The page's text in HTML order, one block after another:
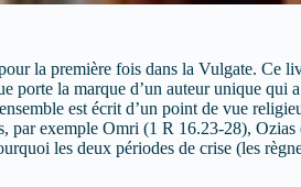
la première fois dans la Vulgate. Ce
porte la marque d’un auteur unique
est écrit d’un point de vue
par exemple Omri (1 R 16.23-28),
les deux périodes de crise (les